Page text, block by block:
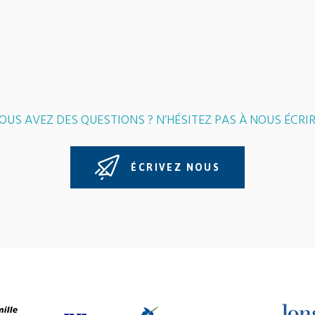
AVEZ DES QUESTIONS ? N’HÉSITEZ PAS À NOUS
ÉCRIVEZ NOUS